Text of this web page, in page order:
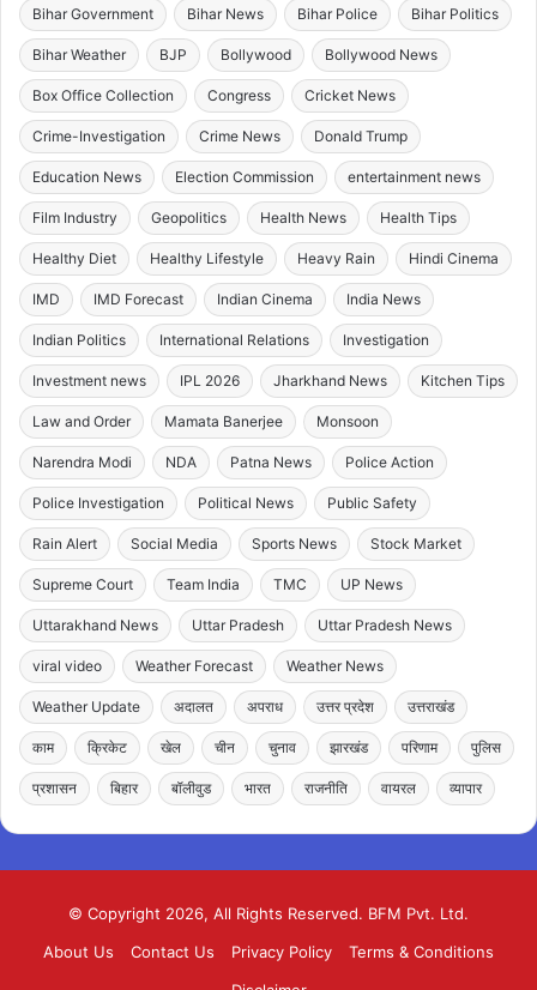
Bihar Government Bihar News Bihar Police Bihar Politics
Bihar Weather BJP Bollywood Bollywood News
Box Office Collection Congress Cricket News
Crime-Investigation Crime News Donald Trump
Education News Election Commission entertainment news
Film Industry Geopolitics Health News Health Tips
Healthy Diet Healthy Lifestyle Heavy Rain Hindi Cinema
IMD IMD Forecast Indian Cinema India News
Indian Politics International Relations Investigation
Investment news IPL 2026 Jharkhand News Kitchen Tips
Law and Order Mamata Banerjee Monsoon
Narendra Modi NDA Patna News Police Action
Police Investigation Political News Public Safety
Rain Alert Social Media Sports News Stock Market
Supreme Court Team India TMC UP News
Uttarakhand News Uttar Pradesh Uttar Pradesh News
viral video Weather Forecast Weather News
Weather Update अदालत अपराध उत्तर प्रदेश उत्तराखंड
काम क्रिकेट खेल चीन चुनाव झारखंड परिणाम पुलिस
प्रशासन बिहार बॉलीवुड भारत राजनीति वायरल व्यापार
© Copyright 2026, All Rights Reserved. BFM Pvt. Ltd.
About Us
Contact Us Privacy Policy
Terms & Conditions